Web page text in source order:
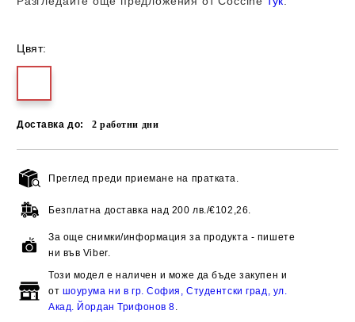
Цвят:
Доставка до: 2работни дни
Преглед преди приемане на пратката.
Безплатна доставка над 200 лв./€102,26.
За още снимки/информация за продукта - пишете
ни във Viber.
Този модел е наличен и може да бъде закупен и
от шоурума ни в гр. София, Студентски град, ул.
Акад. Йордан Трифонов 8.